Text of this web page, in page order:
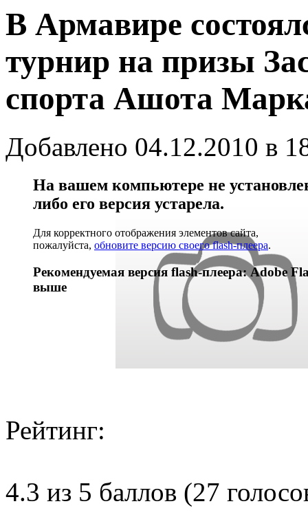
В Армавире
турнир на призы
спорта Ашота
Добавлено 04.12.2010 в
На вашем компьютере не
либо его версия устарела.
Для корректного отображения элементов сайта,
пожалуйста, обновите версию своего flash-плеера.
Рекомендуемая версия flash-плеера: Adobe
выше
Рейтинг:
4.3 из 5 баллов (27